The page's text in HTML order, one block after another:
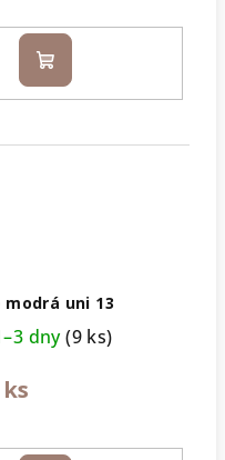
Do
košíku
modrá uni 13
dny(9 ks)